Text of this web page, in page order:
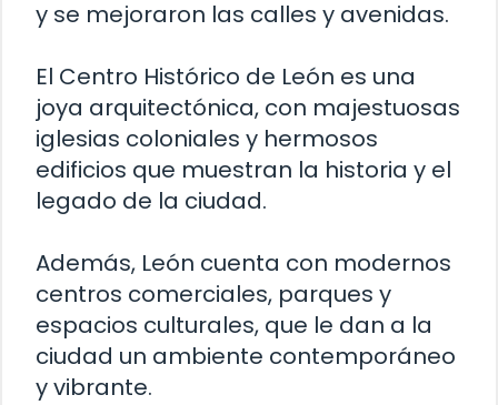
y se mejoraron las calles y avenidas.
El Centro Histórico de León es una
joya arquitectónica, con majestuosas
iglesias coloniales y hermosos
edificios que muestran la historia y el
legado de la ciudad.
Además, León cuenta con modernos
centros comerciales, parques y
espacios culturales, que le dan a la
ciudad un ambiente contemporáneo
y vibrante.